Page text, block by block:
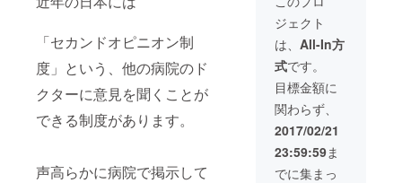
「セカンドオピニオン制
度」という、他の病院のド
クターに意見を聞くことが
できる制度があります。
声高らかに病院で掲示して
合があ
りま
す、そ
の場合
は全額
返金し
ます。
（※写真
はイ
メージ
です）
ト ※詳
細は
メール
にて。
ジェクト
は、 All-In方
式です。
目標金額に
関わらず、
2017/02/21
23:59:59ま
でに集まっ